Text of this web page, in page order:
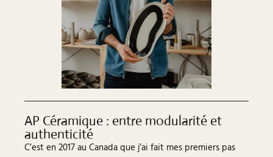
AP Céramique : entre modularité et
authenticité
C’est en 2017 au Canada que j’ai fait mes premiers pas